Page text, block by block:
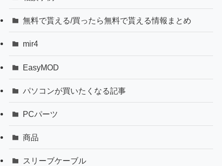
無料で貰える/買ったら無料で貰える情報まとめ
mir4
EasyMOD
パソコンが買いたくなる記事
PCパーツ
商品
スリーブケーブル